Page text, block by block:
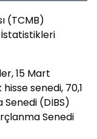
(TCMB)
İstatistikleri
15 Mart
senedi, 70,1
(DİBS)
Senedi